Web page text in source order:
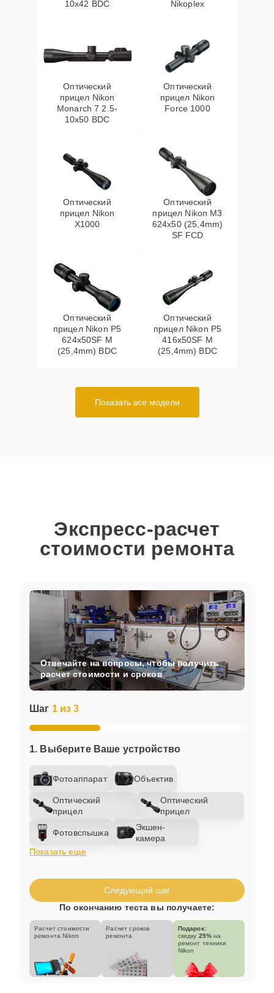
10x42 BDC Nikoplex
Оптический
прицел Nikon
Monarch 7 2.5-
10x50 BDC
Оптический
прицел Nikon
Force 1000
Оптический
прицел Nikon
X1000
Оптический
прицел Nikon M3
624x50 (25,4mm)
SF FCD
Оптический
прицел Nikon P5
624x50SF M
(25,4mm) BDC
Оптический
прицел Nikon P5
416x50SF M
(25,4mm) BDC
Показать все модели
Экспресс-расчет
стоимости ремонта
Шаг 1 из 3
1. Выберите Ваше устройство
Фотоаппарат Объектив
Оптический
прицел
Оптический
прицел
Фотовспышка
Экшен-
камера
Показать еще
Отвечайте на вопросы, чтобы получить
расчет стоимости и сроков
Следующий шаг
По окончанию теста вы получаете:
Расчет стоимости
ремонта Nikon
Расчет сроков
ремонта
Подарок:
скидку 25% на
ремонт техники
Nikon